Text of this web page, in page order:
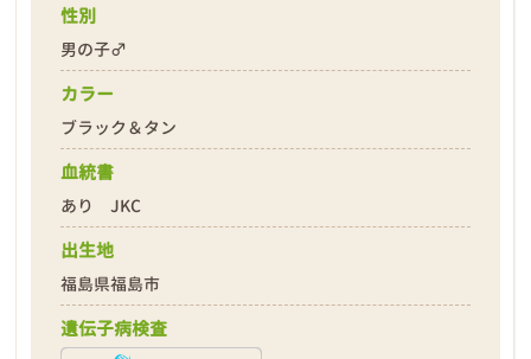
❮
性別
男の子♂
カラー
ブラック＆タン
血統書
あり JKC
出生地
福島県福島市
遺伝子病検査